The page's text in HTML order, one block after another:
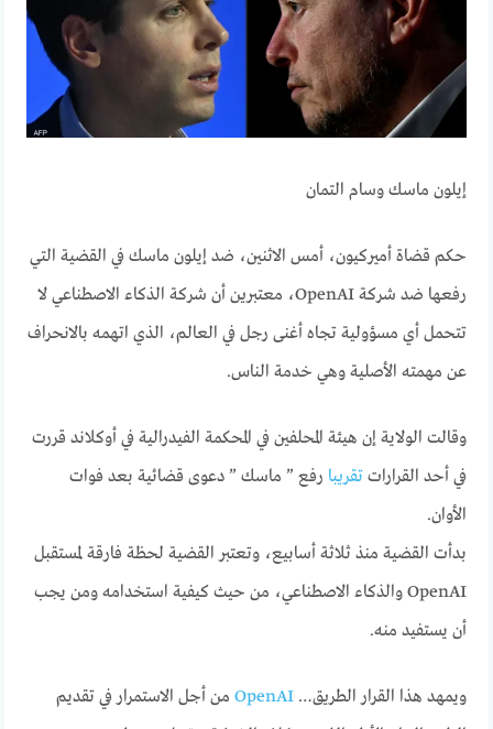
إيلون ماسك وسام التمان
حكم قضاة أميركيون، أمس الاثنين، ضد إيلون ماسك في القضية التي
رفعها ضد شركة OpenAI، معتبرين أن شركة الذكاء الاصطناعي لا
تتحمل أي مسؤولية تجاه أغنى رجل في العالم، الذي اتهمه بالانحراف
عن مهمته الأصلية وهي خدمة الناس.
وقالت الولاية إن هيئة المحلفين في المحكمة الفيدرالية في أوكلاند قررت
في أحد القراراتتقريبا رفع ” ماسك ” دعوى قضائية بعد فوات
الأوان.
بدأت القضية منذ ثلاثة أسابيع، وتعتبر القضية لحظة فارقة لمستقبل
OpenAI والذكاء الاصطناعي، من حيث كيفية استخدامه ومن يجب
أن يستفيد منه.
ويمهد هذا القرار الطريق…OpenAI من أجل الاستمرار في تقديم